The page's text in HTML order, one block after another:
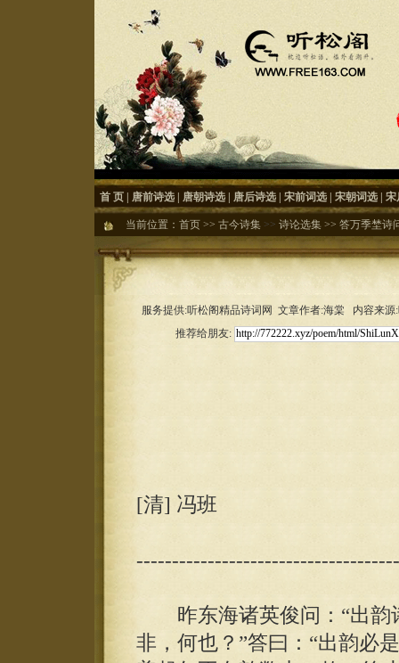
首 页 唐前诗选 唐朝诗选 唐后诗选 宋前词选 宋朝词选 宋
当前位置： 首页 >> 古今诗集 >> 诗论选集 >> 答万季埜诗
服务提供:听松阁精品诗词网 文章作者:海棠 内容来
推荐给朋友:
[清] 冯班
昨东海诸英俊问：“出韵
非，何也？”答曰：“出韵必